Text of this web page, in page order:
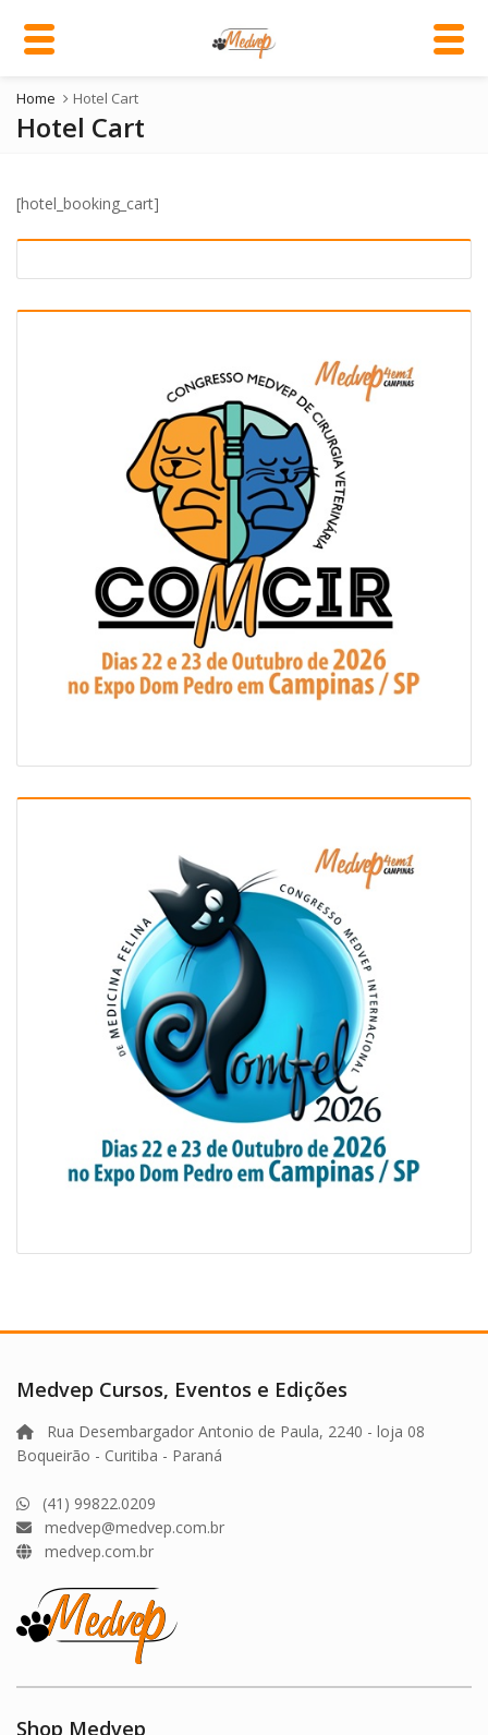
Home Hotel Cart
Hotel Cart
[hotel_booking_cart]
Medvep Cursos, Eventos e Edições
Rua Desembargador Antonio de Paula, 2240 - loja 08
Boqueirão - Curitiba - Paraná
(41) 99822.0209
medvep@medvep.com.br
medvep.com.br
Shop Medvep